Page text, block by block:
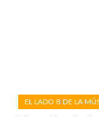
EL LADO B DE LA